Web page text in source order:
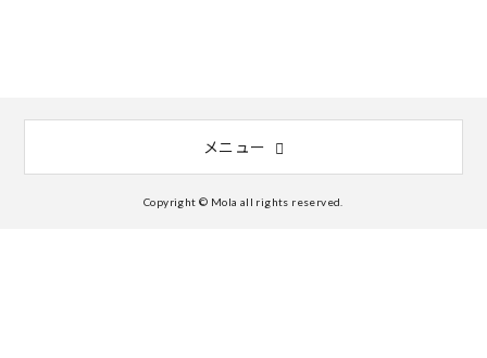
メニュー
Copyright © Mola all rights reserved.